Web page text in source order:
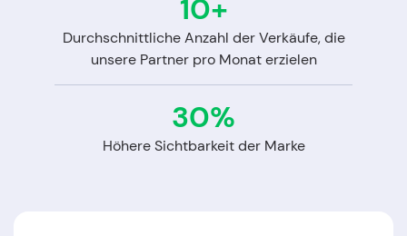
10+
Durchschnittliche Anzahl der Verkäufe, die
unsere Partner pro Monat erzielen
30%
Höhere Sichtbarkeit der Marke